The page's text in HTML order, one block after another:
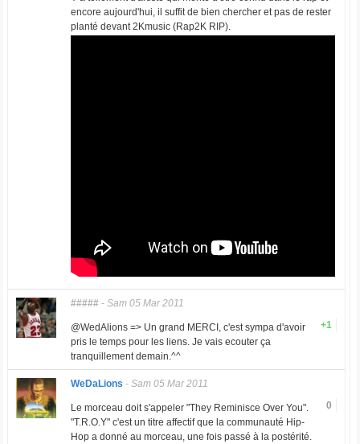
encore aujourd'hui, il suffit de bien chercher et pas de rester
planté devant 2Kmusic (Rap2K RIP).
#####- Sam 05 Mar 2011
+1
@WedAlions => Un grand MERCI, c'est sympa d'avoir
pris le temps pour les liens. Je vais ecouter ça
tranquillement demain.^^
WeDaLions - Sam 05 Mar 2011
0
Le morceau doit s'appeler "They Reminisce Over You".
"T.R.O.Y" c'est un titre affectif que la communauté Hip-
Hop a donné au morceau, une fois passé à la postérité.